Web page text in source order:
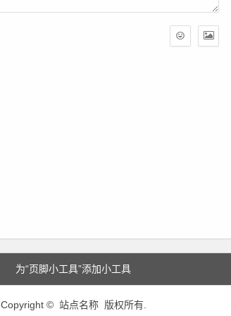
为“页脚小工具”添加小工具
Copyright © 站点名称 版权所有.